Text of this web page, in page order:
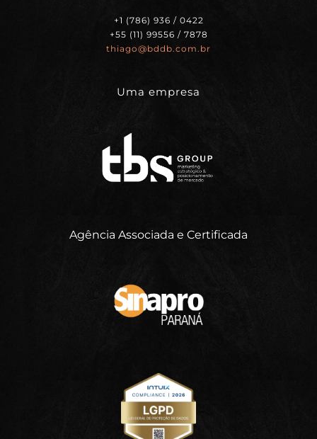
+1 (786) 936 / 0422
+55 (11) 99556 / 7878
thiago@bddb.com.br
Uma empresa
Agência Associada e Certificada